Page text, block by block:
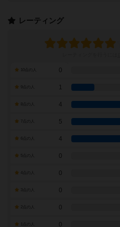
レーティング
0
1
4
7点の人 5
4
0
0
0
0
0